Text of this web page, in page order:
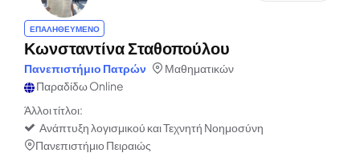
ΕΠΑΛΗΘΕΥΜΕΝΟ
Κωνσταντίνα Σταθοπούλου
Πανεπιστήμιο Πατρών
Μαθηματικών
Παραδίδω Online
Άλλοι τίτλοι:
Ανάπτυξη λογισμικού και Τεχνητή Νοημοσύνη
Πανεπιστήμιο Πειραιώς